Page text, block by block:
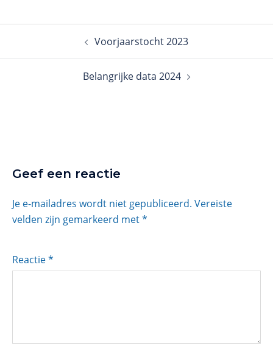
Voorjaarstocht 2023
Belangrijke data 2024
Geef een reactie
Je e-mailadres wordt niet gepubliceerd. Vereiste
velden zijn gemarkeerd met*
Reactie*